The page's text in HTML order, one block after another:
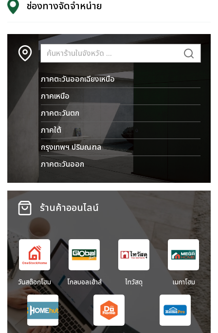
ช่องทางจัดจำหน่าย
ภาคตะวันออกเฉียงเหนือ
ภาคเหนือ
ภาคตะวันตก
ภาคใต้
กรุงเทพฯ ปริมณฑล
ภาคตะวันออก
ร้านค้าออนไลน์
วันสต๊อกโฮม โกลบอลเฮ้าส์ ไทวัสดุ เมกาโฮม